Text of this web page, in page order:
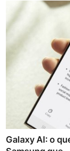
Home
UOL Email Entrar
Uol pt Bate
Economia
Dólar Cotação
Galaxy AI: o